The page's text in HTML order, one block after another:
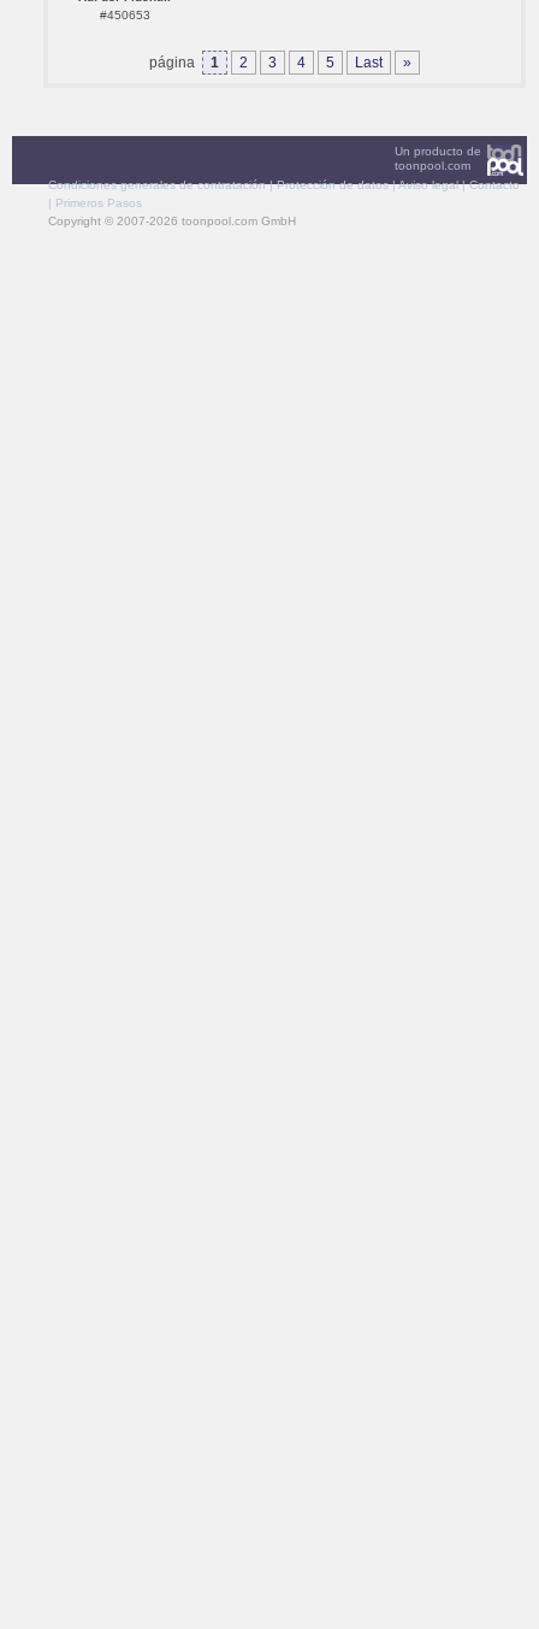
#450653
página 1 2 3 4 5 Last »
Un producto de
toonpool.com
Condiciones generales de contratación|Protección de datos|Aviso legal|Contacto
| Primeros Pasos
Copyright © 2007-2026 toonpool.com GmbH